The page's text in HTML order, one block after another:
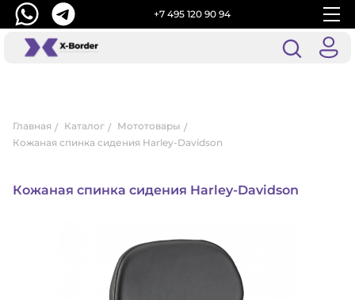
+7 495 120 90 94
Главная Каталог
Мототовары
Кожаная спинка сидения Harley-Davidson
Кожаная спинка сидения Harley-Davidson